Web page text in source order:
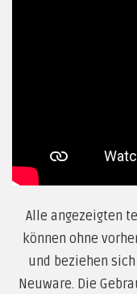
Alle angezeigten
können ohne
und beziehen
Neuware. Die